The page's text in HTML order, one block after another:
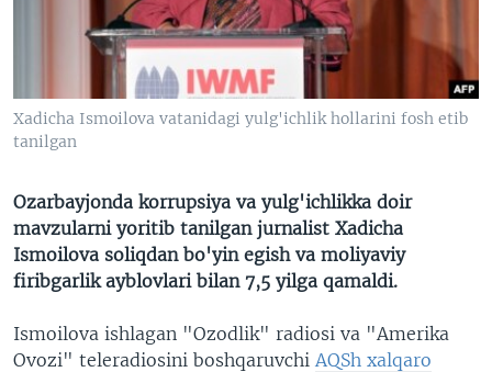
XABARLAR SURATLARDA
ODNOKLASSNIKI
TELEGRAM
TWITTER
SOUNDCLOUD
VOA
Xadicha Ismoilova vatanidagi yulg'ichlik hollarini fosh etib
tanilgan
Ozarbayjonda korrupsiya va yulg'ichlikka doir
mavzularni yoritib tanilgan jurnalist Xadicha
Ismoilova soliqdan bo'yin egish va moliyaviy
firibgarlik ayblovlari bilan 7,5 yilga qamaldi.
Ismoilova ishlagan "Ozodlik" radiosi va "Amerika
Ovozi" teleradiosini boshqaruvchi AQSh xalqaro